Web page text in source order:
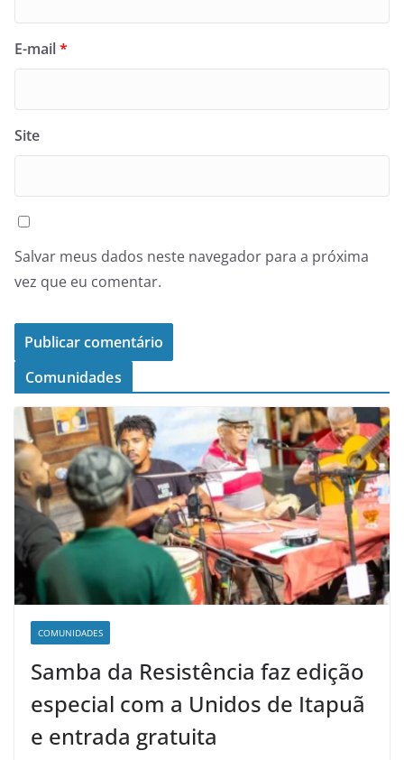
E-mail*
Site
Salvar meus dados neste navegador para a próxima
vez que eu comentar.
Comunidades
COMUNIDADES
Samba da Resistência faz edição
especial com a Unidos de Itapuã
e entrada gratuita